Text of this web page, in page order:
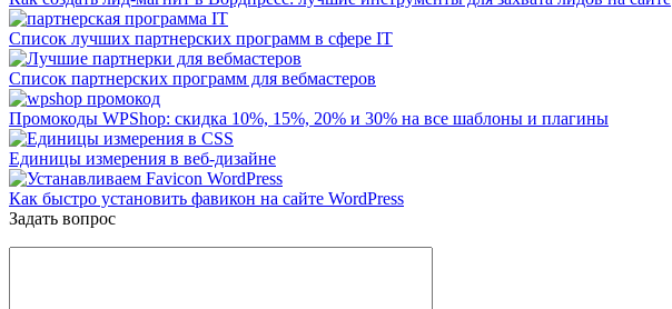
Список лучших партнерских программ в сфере IT
Список партнерских программ для вебмастеров
Промокоды WPShop: скидка 10%, 15%, 20% и 30% на все шаблоны и плагины
Единицы измерения в веб-дизайне
Как быстро установить фавикон на сайте WordPress
Задать вопрос